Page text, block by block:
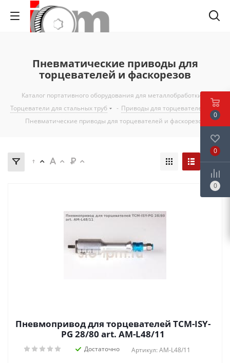
Пневматические приводы для
торцевателей и фаскорезов
Каталог портативного оборудования для металлобработки
Торцеватели для стальных труб
- Приводы для торцевателей
-
Пневматические приводы для торцевателей и фаскорезов
Пневмопривод для торцевателей TCM-ISY-
PG 28/80 art. AM-L48/11
Достаточно Артикул: AM-L48/11
0
0
0